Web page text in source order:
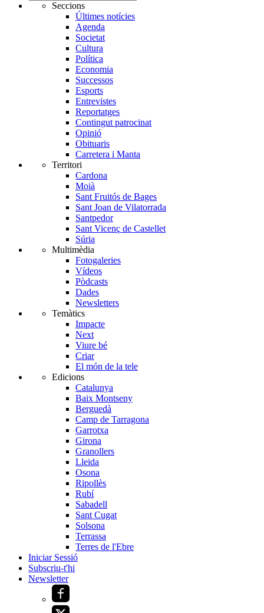
Seccions
Últimes notícies
Agenda
Societat
Cultura
Política
Economia
Successos
Esports
Entrevistes
Reportatges
Contingut patrocinat
Opinió
Obituaris
Carretera i Manta
Territori
Cardona
Moià
Sant Fruitós de Bages
Sant Joan de Vilatorrada
Santpedor
Sant Vicenç de Castellet
Súria
Multimèdia
Fotogaleries
Vídeos
Pòdcasts
Dades
Newsletters
Temàtics
Impacte
Next
Viure bé
Criar
El món de la tele
Edicions
Catalunya
Baix Montseny
Berguedà
Camp de Tarragona
Garrotxa
Girona
Granollers
Lleida
Osona
Ripollès
Rubí
Sabadell
Sant Cugat
Solsona
Terrassa
Terres de l'Ebre
Iniciar Sessió
Subscriu-t'hi
Newsletter